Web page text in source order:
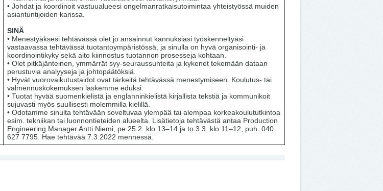
• Johdat ja koordinoit vastuualueesi ongelmanratkaisutoimintaa yhteistyössä muiden
asiantuntijoiden kanssa.
SINÄ
• Menestyäksesi tehtävässä olet jo ansainnut kannuksiasi työskenneltyäsi
vastaavassa tehtävässä tuotantoympäristössä, ja sinulla on hyvä organisointi- ja
koordinointikyky sekä aito kiinnostus tuotannon prosesseja kohtaan.
• Olet pitkäjänteinen, ymmärrät syy-seuraussuhteita ja kykenet tekemään dataan
perustuvia analyyseja ja johtopäätöksiä.
• Hyvät vuorovaikutustaidot ovat tärkeitä tehtävässä menestymiseen. Koulutus- tai
valmennuskokemuksen laskemme eduksi.
• Tuotat hyvää suomenkielistä ja englanninkielistä kirjallista tekstiä ja kommunikoit
sujuvasti myös suullisesti molemmilla kielillä.
• Odotamme sinulta tehtävään soveltuvaa ylempää tai alempaa korkeakoulututkintoa
esim. tekniikan tai luonnontieteiden alueelta. Lisätietoja tehtävästä antaa Production
Engineering Manager Antti Niemi, pe 25.2. klo 13–14 ja to 3.3. klo 11–12, puh. 040
627 7795. Hae tehtävää 7.3.2022 mennessä.